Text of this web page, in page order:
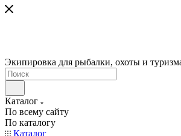
Экипировка для рыбалки, охоты и
Каталог
По всему сайту
По каталогу
Каталог